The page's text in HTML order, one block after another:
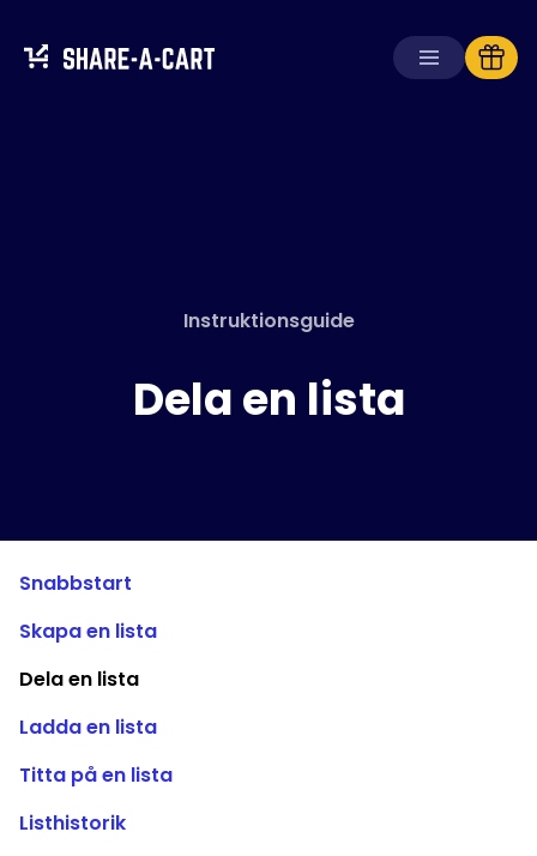
För skolor
Instruktionsguide
Dela en lista
Snabbstart
Skapa en lista
Dela en lista
Ladda en lista
Titta på en lista
Listhistorik